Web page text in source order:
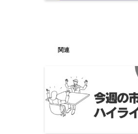
関連